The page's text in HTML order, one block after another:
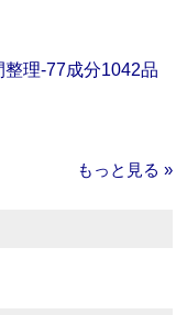
理‐77成分1042品
もっと見る »